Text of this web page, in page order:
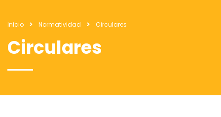
Inicio Normatividad Circulares
Circulares